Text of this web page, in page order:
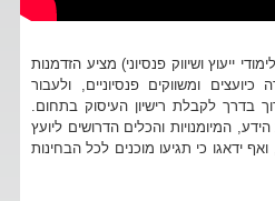
ייעוץ ושיווק פנסיוני) מציע הזדמנות
ומשווקים פנסיוניים, ולעבור
בדרך לקבלת רישיון העיסוק בתחום.
המיומנויות והכלים הדרושים ליועץ
ואף ידאגו כי תגיעו מוכנים לכל הבחינות